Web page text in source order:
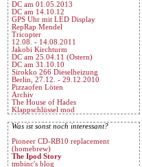
DC am 01.05.2013
DC am 14.10.12
GPS Uhr mit LED Display
RepRap Mendel
Tricopter
12.08. - 14.08.2011
Jakobi Kirchturm
DC am 25.04.11 (Ostern)
DC am 31.10.10
Sirokko 266 Dieselheizung
Berlin, 27.12. - 29.12.2010
Pizzaofen Löten
Archiv
The House of Hades
Klappschlüssel mod
Was ist sonst noch interessant?
Pioneer CD-RB10 replacement
(homebrew)
The Ipod Story
tmbinc's blog